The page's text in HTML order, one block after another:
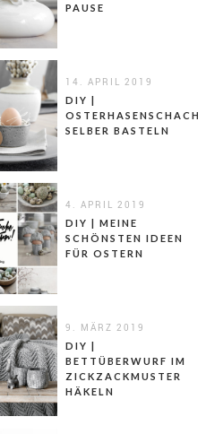
PAUSE
14. APRIL 2019
DIY |
SELBER BASTELN
4. APRIL 2019
DIY | MEINE
SCHÖNSTEN IDEEN
FÜR OSTERN
9. MÄRZ 2019
DIY |
BETTÜBERWURF IM
ZICKZACKMUSTER
HÄKELN